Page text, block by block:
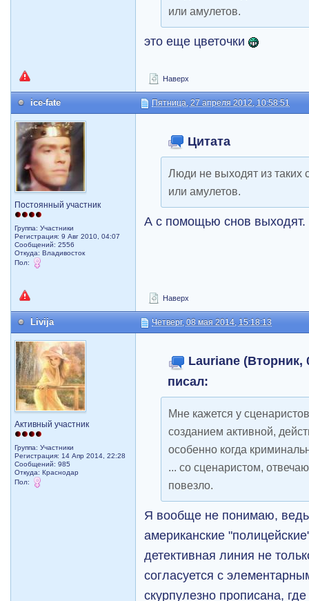
или амулетов.
это еще цветочки
Наверх
ice-fate Пятница, 27 апреля 2012, 10:58:51
Постоянный участник
Группа: Участники
Регистрация: 9 Авг 2010, 04:07
Сообщений: 2556
Откуда: Владивосток
Пол:
Цитата
Люди не выходят из таких
или амулетов.
А с помощью снов
Наверх
Livija Четверг, 08 мая 2014, 15:18:13
Активный участник
Группа: Участники
Регистрация: 14 Апр 2014, 22:28
Сообщений: 985
Откуда: Краснодар
Пол:
Lauriane (Вторник,
писал:
Мне кажется у
созданием активной,
особенно когда
... со сценаристом,
повезло.
Я вообще не понимаю,
американские
детективная линия не
согласуется с
скурпулезно прописана,